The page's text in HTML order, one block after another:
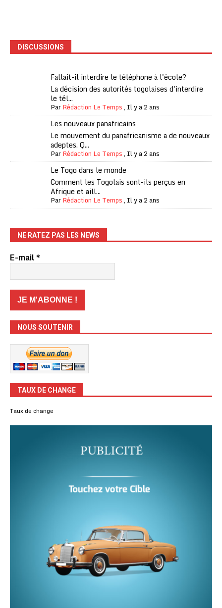
DISCUSSIONS
Fallait-il interdire le téléphone à l'école?
La décision des autorités togolaises d'interdire
le tél...
ParRédaction Le Temps, Il y a 2 ans
Les nouveaux panafricains
Le mouvement du panafricanisme a de nouveaux
adeptes. Q...
ParRédaction Le Temps, Il y a 2 ans
Le Togo dans le monde
Comment les Togolais sont-ils perçus en
Afrique et aill...
ParRédaction Le Temps, Il y a 2 ans
NE RATEZ PAS LES NEWS
E-mail*
NOUS SOUTENIR
TAUX DE CHANGE
Taux de change